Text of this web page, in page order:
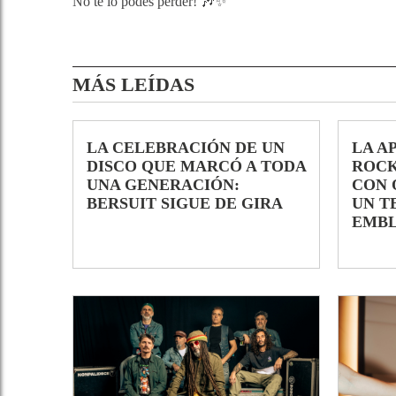
MÁS LEÍDAS
LA CELEBRACIÓN DE UN
DISCO QUE MARCÓ A TODA
UNA GENERACIÓN:
BERSUIT SIGUE DE GIRA
LA
CON
UN